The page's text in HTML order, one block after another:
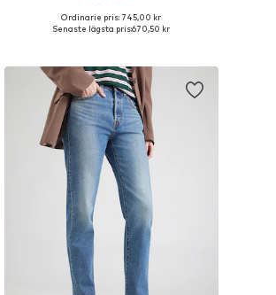
Tillgänglig i många storlekar
Ordinarie pris: 745,00 kr
Senaste lägsta pris:670,50 kr